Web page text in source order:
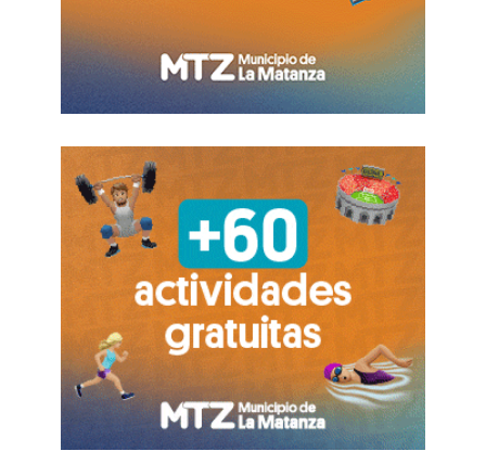
Atrás quedó el interés de
los supermercados
chinos y de la cadena DÍA, que buscan quedarse
con los comercios de proximidad (Carrefour
Express). Es que el objetivo de la firma francesa
es desprenderse del paquete completo y no en
segmentos (80 híper; 80 market; 35 mayoristas
y 450 del modelo Express).
Chango Más o Coto: ¿puede
haber monopolio?
En caso de que el CEO de Carrefour, Alexandre
Bompard, se incline por Coto o De Narváez, el
sector entrará en un posible contexto de